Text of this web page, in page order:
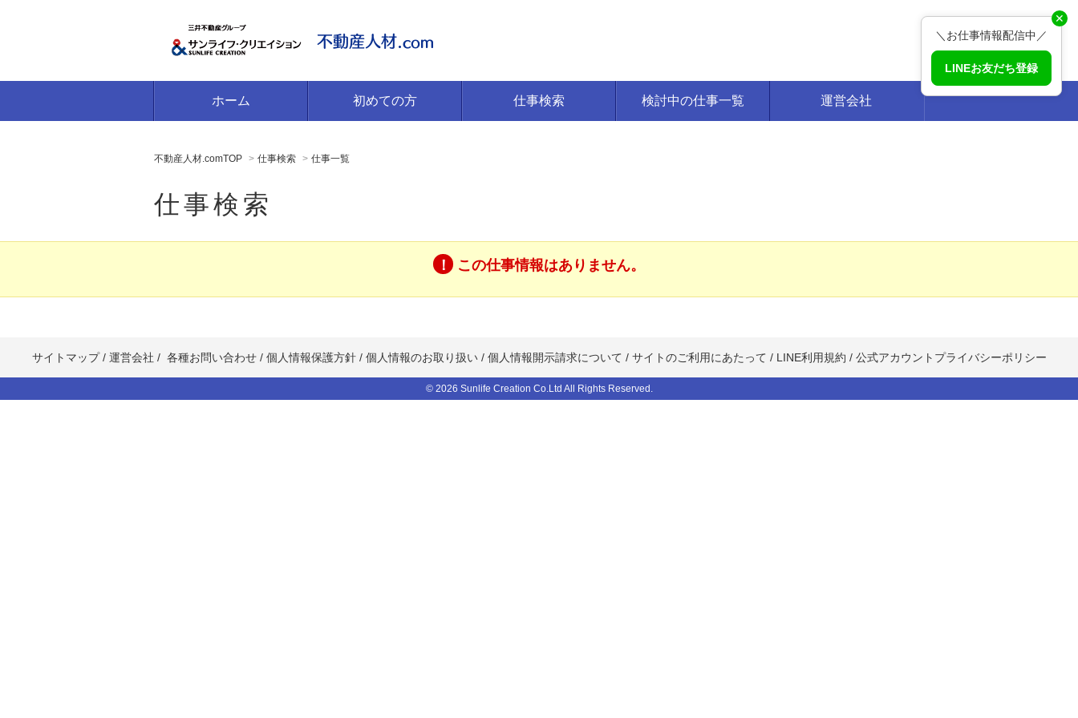
ホーム 初めての方 仕事検索 検討中の仕事一覧 運営会社
不動産人材.comTOP 仕事検索 仕事一覧
仕事検索
この仕事情報はありません。
サイトマップ/ 運営会社 / 各種お問い合わせ/ 個人情報保護方針/ 個人情報のお取り扱い / 個人情報開示請求について / サイトのご利用にあたって / LINE利用規約 / 公式アカウントプライバシーポリシー
✕
＼お仕事情報配信中／
LINEお友だち登録
© 2026 Sunlife Creation Co.Ltd All Rights Reserved.